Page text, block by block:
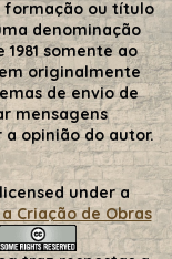
formação ou título
denominação
somente ao
originalmente
de envio de
mensagens
opinião do autor.
under a
Criação de Obras